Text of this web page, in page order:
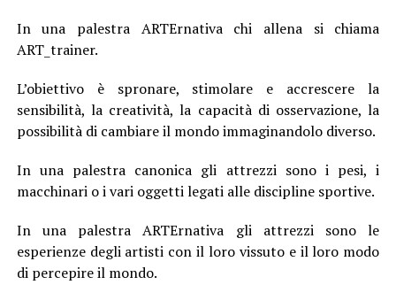
In una palestra ARTErnativa chi allena si chiama
ART_trainer.
L’obiettivo è spronare, stimolare e accrescere la
sensibilità, la creatività, la capacità di osservazione, la
possibilità di cambiare il mondo immaginandolo diverso.
In una palestra canonica gli attrezzi sono i pesi, i
macchinari o i vari oggetti legati alle discipline sportive.
In una palestra ARTErnativa gli attrezzi sono le
esperienze degli artisti con il loro vissuto e il loro modo
di percepire il mondo.